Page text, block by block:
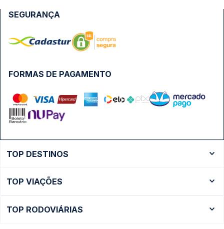
FORMAS DE PAGAMENTO
SEGURANÇA
TOP DESTINOS
Ônibus São Paulo
TOP VIAÇÕES
TOP RODOVIÁRIAS